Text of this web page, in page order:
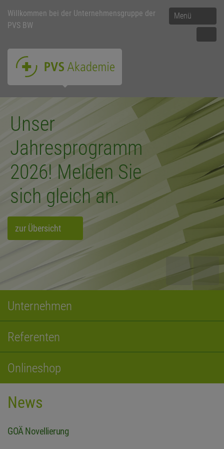
Menü
Willkommen bei der Unternehmensgruppe der
PVS BW
Unser
Jahresprogramm
2026! Melden Sie
sich gleich an.
zur Übersicht
Unternehmen
Referenten
Onlineshop
News
GOÄ Novellierung